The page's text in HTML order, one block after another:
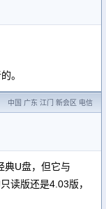
。
中国 广东 江门 新会区 电信
典U盘，但它与
读版还是4.03版，